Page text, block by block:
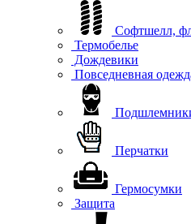
Софтшелл,
Термобелье
Дождевики
Повседневная
Перчатки
Гермосумки
Защита